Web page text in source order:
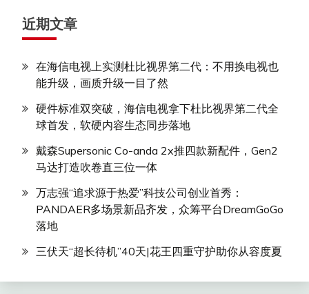
近期文章
在海信电视上实测杜比视界第二代：不用换电视也
能升级，画质升级一目了然
硬件标准双突破，海信电视拿下杜比视界第二代全
球首发，软硬内容生态同步落地
戴森Supersonic Co-anda 2x推四款新配件，Gen2
马达打造吹卷直三位一体
万志强“追求源于热爱”科技公司创业首秀：
PANDAER多场景新品齐发，众筹平台DreamGoGo
落地
三伏天“超长待机”40天|花王四重守护助你从容度夏